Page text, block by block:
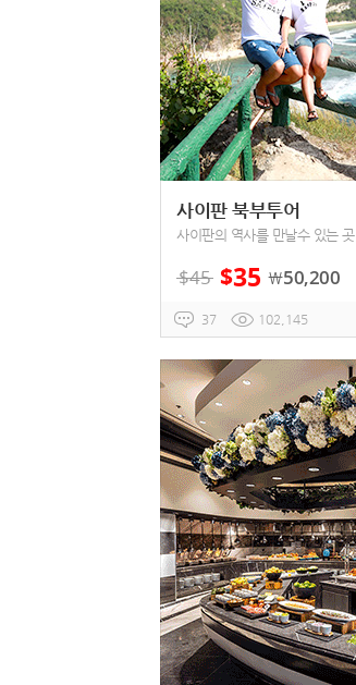
사이판 북부투어
사이판의 역사를 만날수 있는 곳
$45 $35 ￦50,200
37 102,145